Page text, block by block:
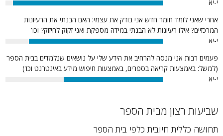
י-יא 95%
אחרי שאני לומד חומר חדש אני בודק את עצמי: האם הבנתי את הרעיונות
המרכזיים? אילו רעיונות לא הבנתי במידה מספקת ואני זקוק לחיזוק? וכו'
י-יא
85%
פעמים רבות אני מנסה להרחיב את הידע שלי על נושאים שנלמדים בבית הספר
(למשל: באמצעות קריאה בספרים, באמצעות חיפוש מידע באינטרנט וכו')
י-יא
63%
שביעות רצון מבית הספר
תחושה כללית חיובית כלפי בית הספר